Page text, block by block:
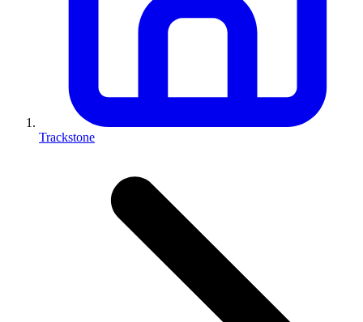
Trackstone